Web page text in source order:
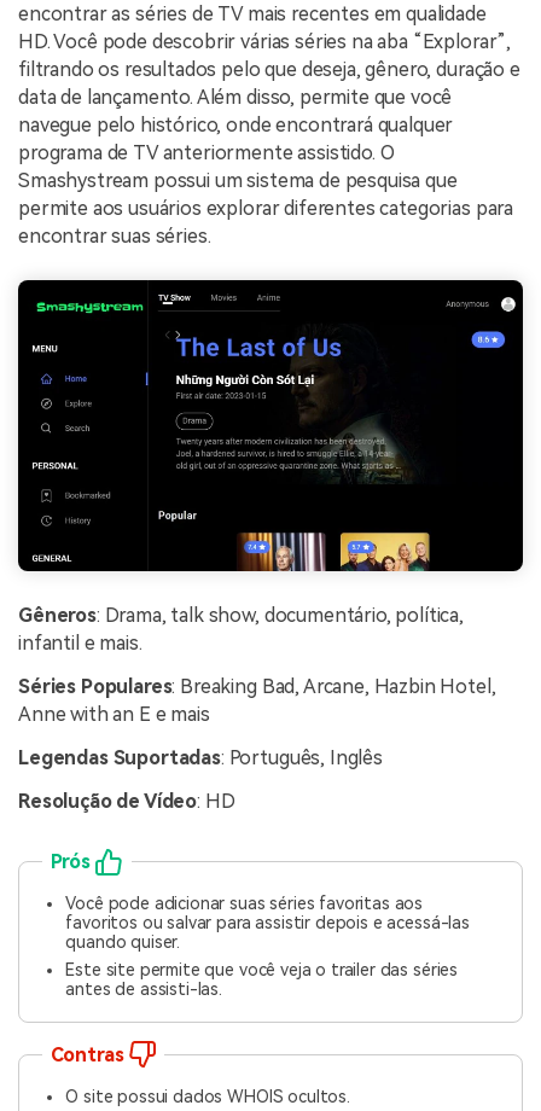
encontrar as séries de TV mais recentes em qualidade
HD. Você pode descobrir várias séries na aba “Explorar”,
filtrando os resultados pelo que deseja, gênero, duração e
data de lançamento. Além disso, permite que você
navegue pelo histórico, onde encontrará qualquer
programa de TV anteriormente assistido. O
Smashystream possui um sistema de pesquisa que
permite aos usuários explorar diferentes categorias para
encontrar suas séries.
Gêneros: Drama, talk show, documentário, política,
infantil e mais.
Séries Populares: Breaking Bad, Arcane, Hazbin Hotel,
Anne with an E e mais
Legendas Suportadas: Português, Inglês
Resolução de Vídeo: HD
Prós
Você pode adicionar suas séries favoritas aos
favoritos ou salvar para assistir depois e acessá-las
quando quiser.
Este site permite que você veja o trailer das séries
antes de assisti-las.
Contras
O site possui dados WHOIS ocultos.